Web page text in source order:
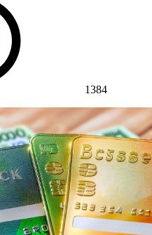
1384